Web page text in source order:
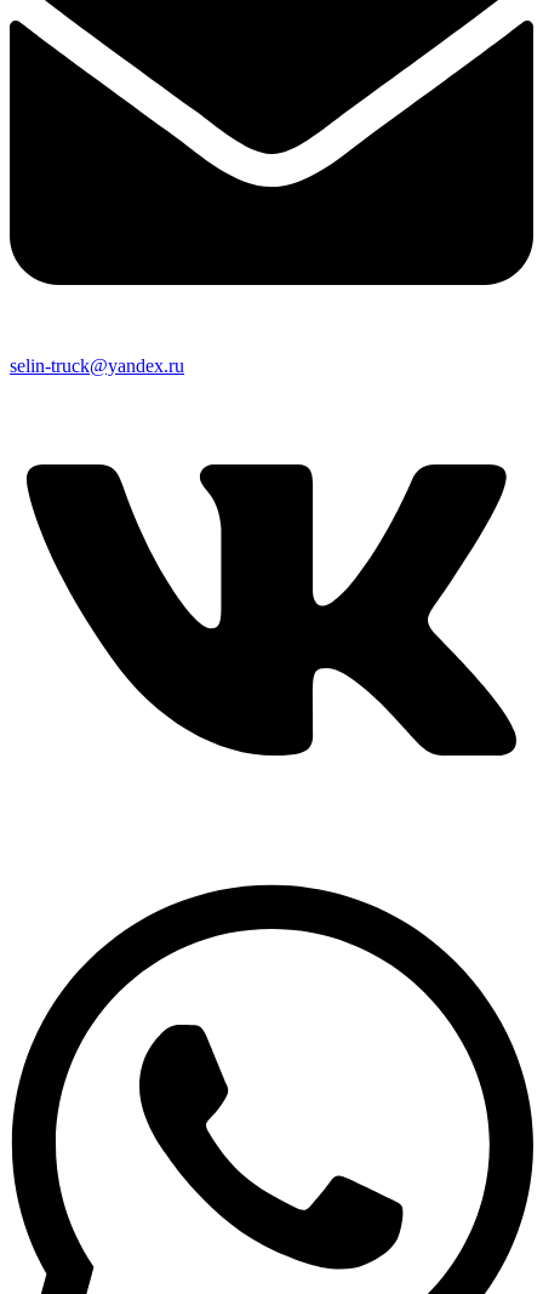
selin-truck@yandex.ru